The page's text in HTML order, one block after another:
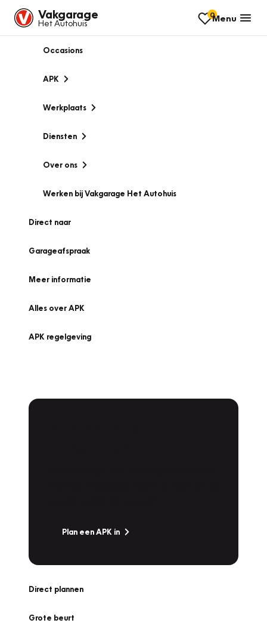
Vakgarage
Het Autohuis
0Menu
Occasions
APK
Werkplaats
Diensten
Over ons
Werken bij Vakgarage Het Autohuis
Direct naar
Garageafspraak
Meer informatie
Alles over APK
APK regelgeving
Plan een APK in
Direct plannen
Grote beurt